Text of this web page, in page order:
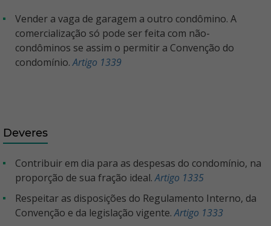
Vender a vaga de garagem a outro condômino. A
comercialização só pode ser feita com não-
condôminos se assim o permitir a Convenção do
condomínio. Artigo 1339
Deveres
Contribuir em dia para as despesas do condomínio, na
proporção de sua fração ideal.Artigo 1335
Respeitar as disposições do Regulamento Interno, da
Convenção e da legislação vigente.Artigo 1333